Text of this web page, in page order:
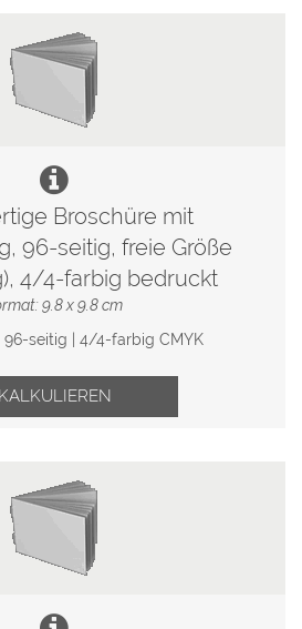
Broschüre mit
96-seitig, freie Größe
4/4-farbig bedruckt
9.8 x 9.8 cm
96-seitig | 4/4-farbig CMYK
KALKULIEREN